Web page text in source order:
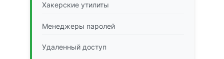
Хакерские утилиты
Менеджеры паролей
Удаленный доступ